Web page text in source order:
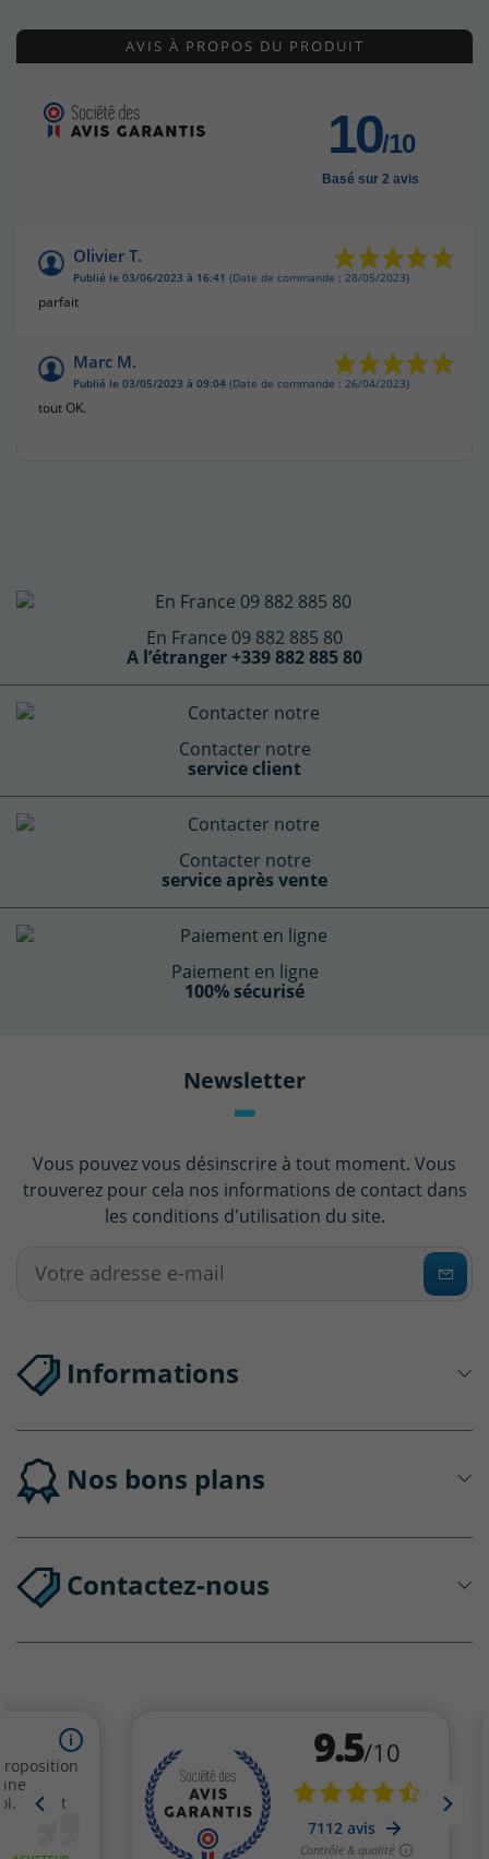
AVIS À PROPOS DU PRODUIT
10/10
Basé sur 2 avis
Olivier T.
Publié le 03/06/2023 à 16:41 (Date de commande : 28/05/2023)
parfait
Marc M.
Publié le 03/05/2023 à 09:04 (Date de commande : 26/04/2023)
tout OK.
En France 09 882 885 80
A l’étranger +339 882 885 80
Contacter notre
service client
Contacter notre
service après vente
Paiement en ligne
100% sécurisé
Newsletter
Vous pouvez vous désinscrire à tout moment. Vous
trouverez pour cela nos informations de contact dans
les conditions d'utilisation du site.
Informations
Nos bons plans
Contactez-nous